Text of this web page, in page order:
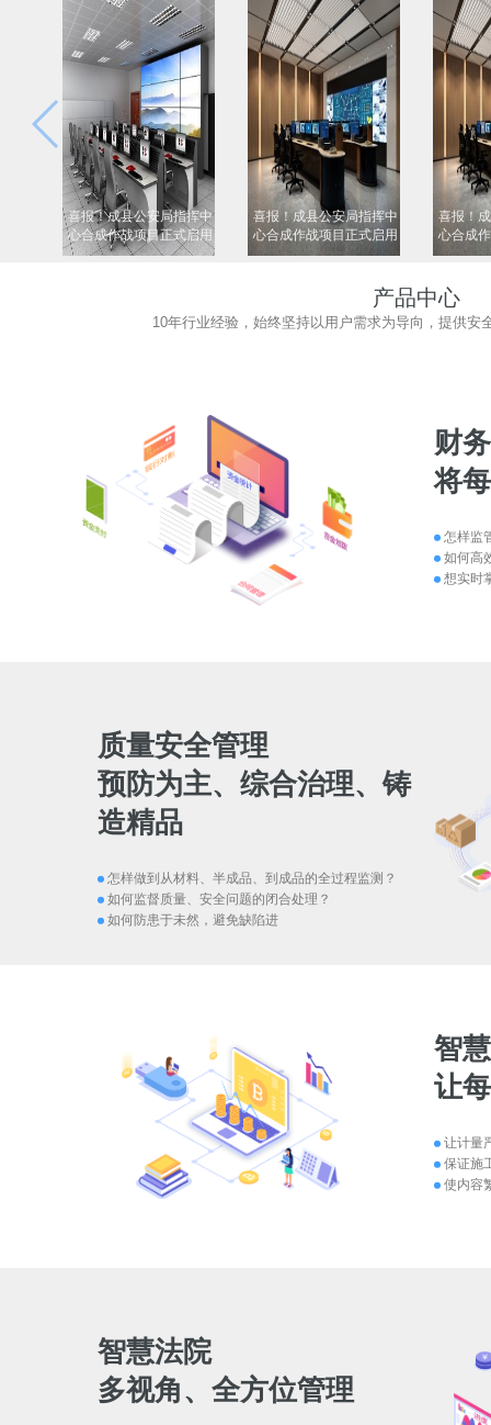
喜报！成县公安局指挥中
心合成作战项目正式启用
喜报！成县公安局指挥中
心合成作战项目正式启用
喜报！
心合成
产品中心
10年行业经验，始终坚持以用户需求为导向，提供安
财
将
怎样监
如何高
想实时
质量安全管理
预防为主、综合治理、铸
造精品
怎样做到从材料、半成品、到成品的全过程监测？
如何监督质量、安全问题的闭合处理？
如何防患于未然，避免缺陷进
智
让
让计量
保证施
使内容
智慧法院
多视角、全方位管理